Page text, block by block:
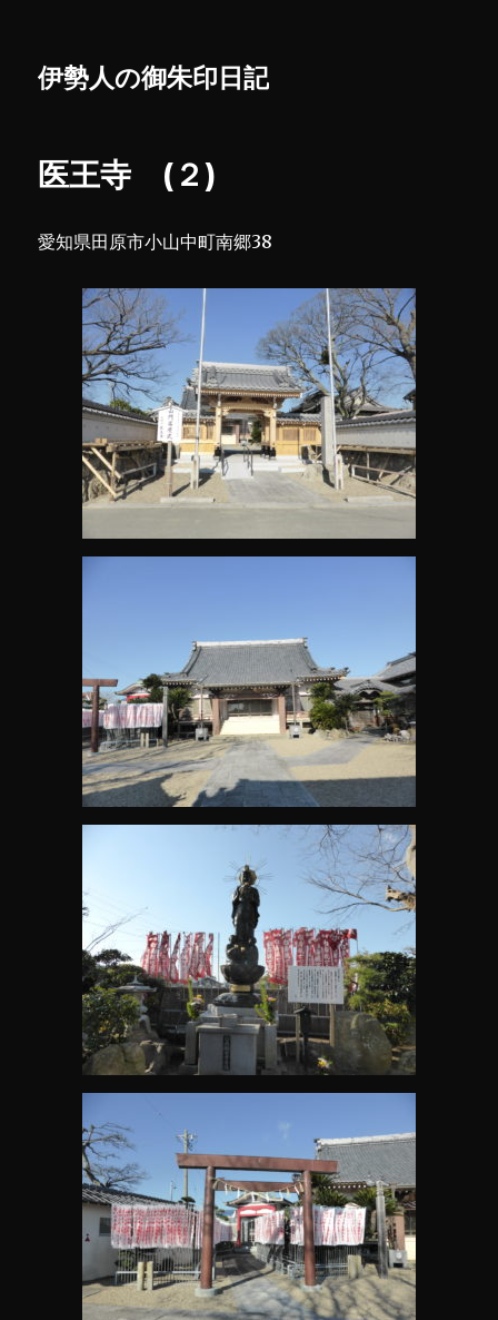
伊勢人の御朱印日記
医王寺 (２)
愛知県田原市小山中町南郷38